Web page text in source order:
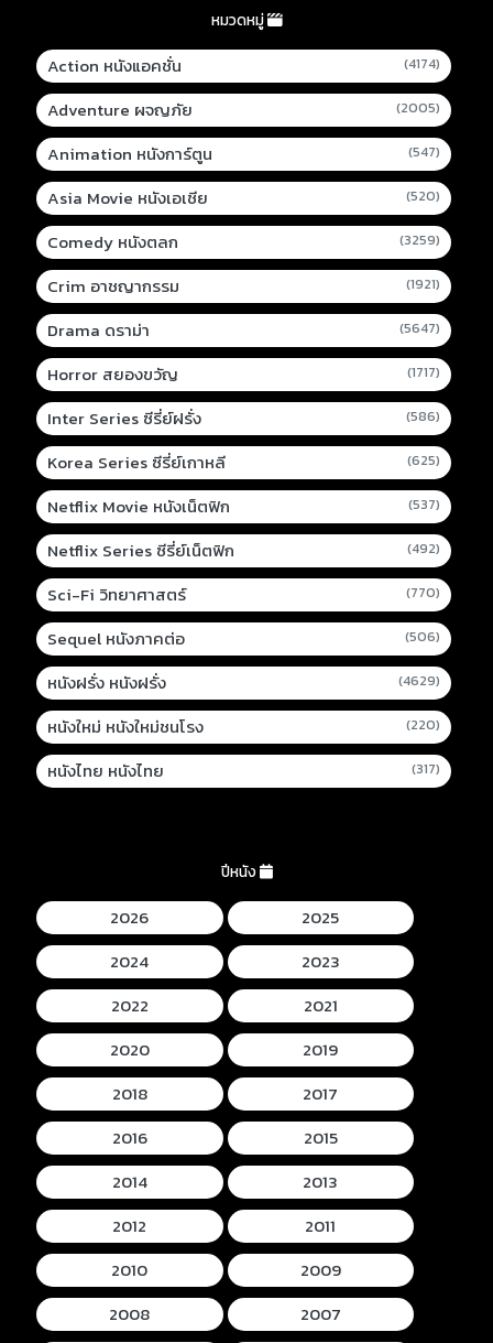
หมวดหมู่
Action หนังแอคชั่น (4174)
Adventure ผจญภัย (2005)
Animation หนังการ์ตูน (547)
Asia Movie หนังเอเชีย (520)
Comedy หนังตลก (3259)
Crim อาชญากรรม (1921)
Drama ดราม่า (5647)
Horror สยองขวัญ (1717)
Inter Series ซีรี่ย์ฝรั่ง (586)
Korea Series ซีรี่ย์เกาหลี (625)
Netflix Movie หนังเน็ตฟิก (537)
Netflix Series ซีรี่ย์เน็ตฟิก (492)
Sci-Fi วิทยาศาสตร์ (770)
Sequel หนังภาคต่อ (506)
หนังฝรั่ง หนังฝรั่ง (4629)
หนังใหม่ หนังใหม่ชนโรง (220)
หนังไทย หนังไทย (317)
ปีหนัง
2026
2025
2024
2023
2022
2021
2020
2019
2018
2017
2016
2015
2014
2013
2012
2011
2010
2009
2008
2007